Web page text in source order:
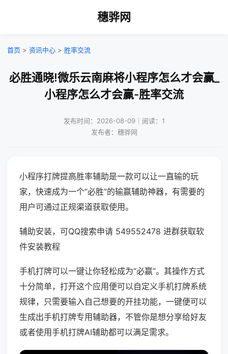
穗骅网
首页 > 资讯中心 > 胜率交流
必胜通晓!微乐云南麻将小程序怎么才会赢_
小程序怎么才会赢-胜率交流
发布时间：2026-08-09｜阅读：1
发布者：穗骅网
小程序打牌提高胜率辅助是一款可以让一直输的玩
家，快速成为一个“必胜”的输赢辅助神器，有需要的
用户可通过正规渠道获取使用。
辅助安装，可QQ搜索申请 549552478 进群获取软
件安装教程
手机打牌可以一键让你轻松成为“必赢”。其操作方式
十分简单，打开这个应用便可以自定义手机打牌系统
规律，只需要输入自己想要的开挂功能，一键便可以
生成出手机打牌专用辅助器，不管你是想分享给好友
或者使用手机打牌AI辅助都可以满足需求。